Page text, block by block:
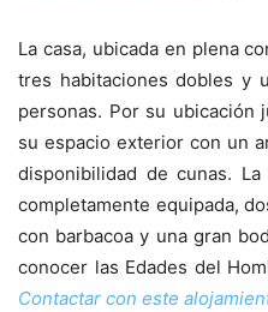
La casa, ubicada en plena
tres habitaciones dobles y
personas. Por su ubicación
su espacio exterior con un
disponibilidad de cunas.
completamente equipada,
con barbacoa y una gran
conocer las Edades del
Contactar con este